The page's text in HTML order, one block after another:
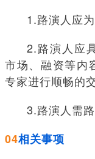
1.路演人应
2.路演人应
市场、融资等内
专家进行顺畅的
3.路演人需路
04相关事项